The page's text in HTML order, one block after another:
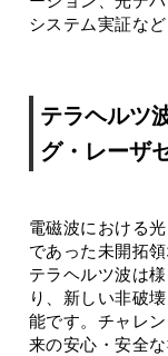
システム実証な
テラヘルツ
グ・レーザ
電磁波における
であった未開拓
テラヘルツ波は
り、新しい非破
能です。チャレ
来の安心・安全